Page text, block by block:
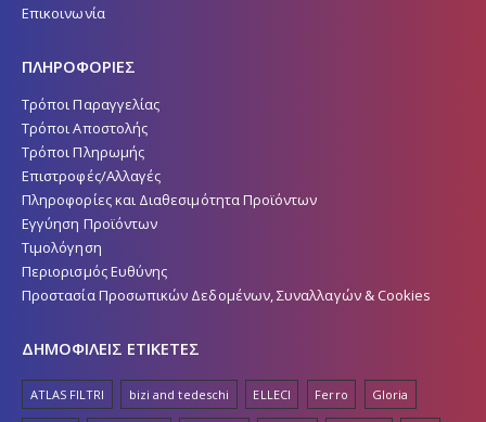
Επικοινωνία
ΠΛΗΡΟΦΟΡΙΕΣ
Τρόποι Παραγγελίας
Τρόποι Αποστολής
Τρόποι Πληρωμής
Επιστροφές/Αλλαγές
Πληροφορίες και Διαθεσιμότητα Προϊόντων
Εγγύηση Προϊόντων
Τιμολόγηση
Περιορισμός Ευθύνης
Προστασία Προσωπικών Δεδομένων, Συναλλαγών & Cookies
ΔΗΜΟΦΙΛΕΙΣ ΕΤΙΚΕΤΕΣ
ATLAS FILTRI bizi and tedeschi ELLECI Ferro Gloria